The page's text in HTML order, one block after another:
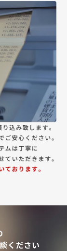
ください